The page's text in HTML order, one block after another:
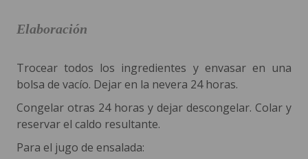
Elaboración
Trocear todos los ingredientes y envasar en una
bolsa de vacío. Dejar en la nevera 24 horas.
Congelar otras 24 horas y dejar descongelar. Colar y
reservar el caldo resultante.
Para el jugo de ensalada: